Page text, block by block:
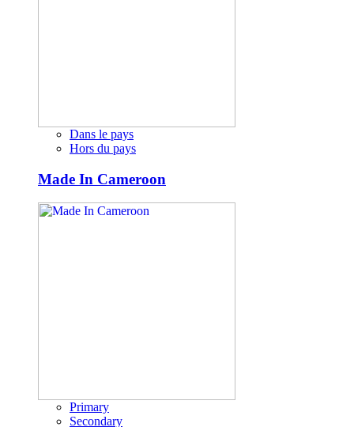
Dans le pays
Hors du pays
Made In Cameroon
Primary
Secondary